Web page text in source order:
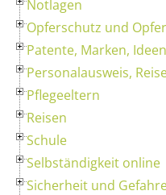
Notlagen
Opferschutz und
Patente, Marken,
Personalausweis,
Pflegeeltern
Reisen
Schule
Selbständigkeit online
Sicherheit und